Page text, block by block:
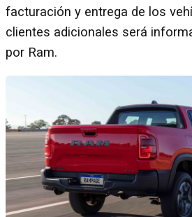
facturación y entrega de los
clientes adicionales será
por Ram.